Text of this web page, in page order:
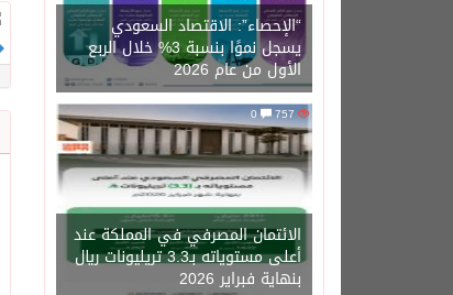
“الإحصاء”: الاقتصاد السعودي
يسجل نموًا بنسبة 3% خلال الربع
الأول من عام 2026
757
0
الائتمان المصرفي في المملكة عند
أعلى مستوياته بـ3.3 تريليونات ريال
بنهاية فبراير 2026